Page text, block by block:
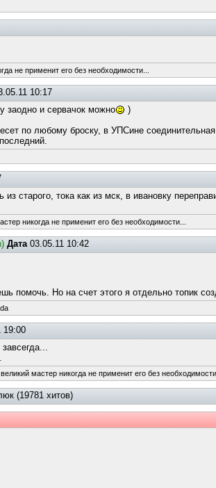
не применит его без необходимости...
10:17
заодно и сервачок можно
)
по любому броску, в УПСине
старого, тока как из мск, в ивановку
никогда не применит его без необходимости...
Дата03.05.11 10:42
помочь. Но на счет этого я отдельно топик
19:00
мастер никогда не применит его без
(19781 хитов)